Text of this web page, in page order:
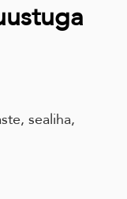
sealiha,